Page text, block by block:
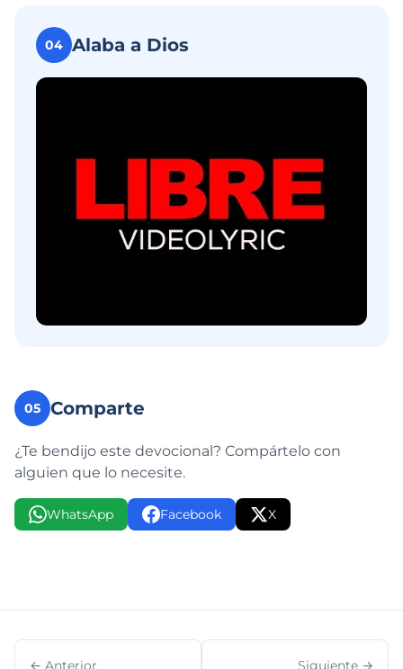
04 Alaba a Dios
05 Comparte
¿Te bendijo este devocional? Compártelo con
alguien que lo necesite.
WhatsApp Facebook X
← Anterior Siguiente →